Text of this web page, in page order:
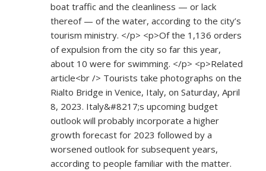
boat traffic and the cleanliness — or lack
thereof — of the water, according to the city’s
tourism ministry. </p> <p>Of the 1,136 orders
of expulsion from the city so far this year,
about 10 were for swimming. </p> <p>Related
article<br /> Tourists take photographs on the
Rialto Bridge in Venice, Italy, on Saturday, April
8, 2023. Italy&#8217;s upcoming budget
outlook will probably incorporate a higher
growth forecast for 2023 followed by a
worsened outlook for subsequent years,
according to people familiar with the matter.